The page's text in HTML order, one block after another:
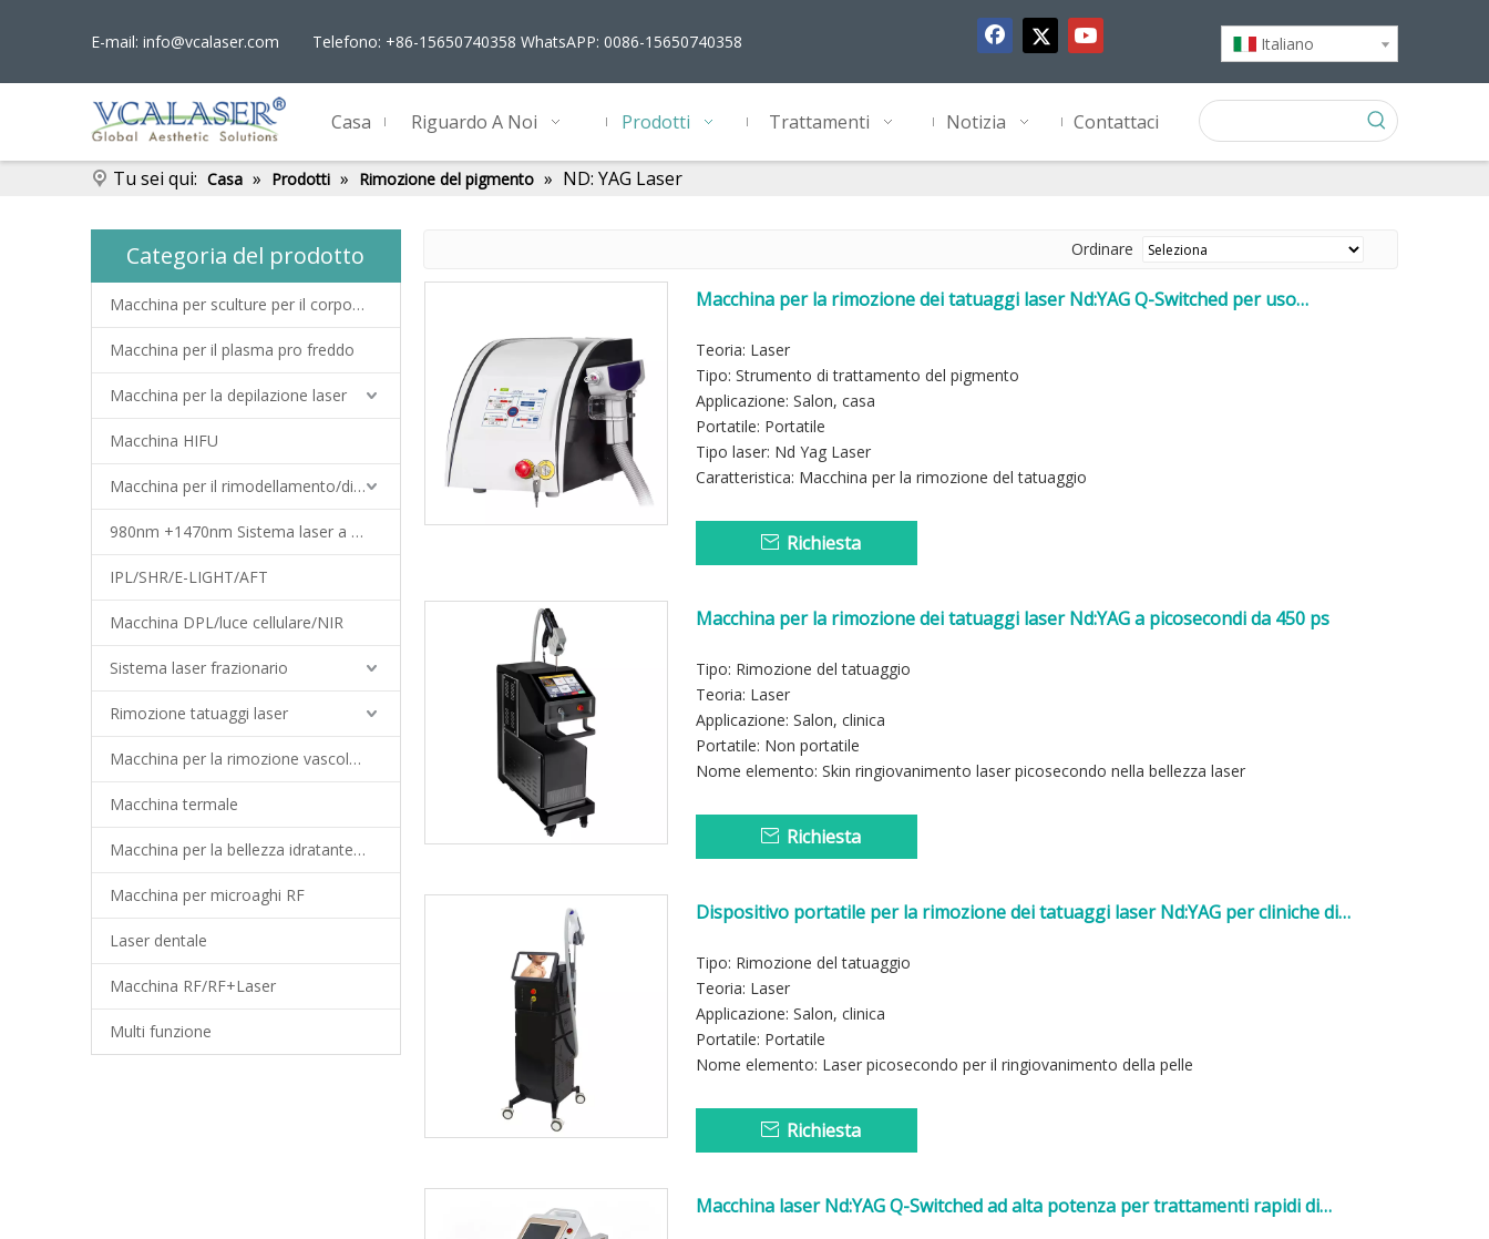
E-mail: info@vcalaser.com Telefono: +86-15650740358 WhatsAPP: 0086-15650740358 Italiano
Casa Riguardo A Noi Prodotti Trattamenti Notizia Contattaci
Tu sei qui: Casa » Prodotti » Rimozione del pigmento » ND: YAG Laser
Categoria del prodotto
Macchina per sculture per il corpo EMS
Macchina per il plasma pro freddo
Macchina per la depilazione laser
Macchina HIFU
Macchina per il rimodellamento/dimagrimento del corpo
980nm +1470nm Sistema laser a diodi
IPL/SHR/E-LIGHT/AFT
Macchina DPL/luce cellulare/NIR
Sistema laser frazionario
Rimozione tatuaggi laser
Macchina per la rimozione vascolare
Macchina termale
Macchina per la bellezza idratante del viso
Macchina per microaghi RF
Laser dentale
Macchina RF/RF+Laser
Multi funzione
Ordinare
Macchina per la rimozione dei tatuaggi laser Nd:YAG Q-Switched per uso
Teoria: Laser
Tipo: Strumento di trattamento del pigmento
Applicazione: Salon, casa
Portatile: Portatile
Tipo laser: Nd Yag Laser
Caratteristica: Macchina per la rimozione del tatuaggio
Richiesta
Macchina per la rimozione dei tatuaggi laser Nd:YAG a picosecondi da 450 ps
Tipo: Rimozione del tatuaggio
Teoria: Laser
Applicazione: Salon, clinica
Portatile: Non portatile
Nome elemento: Skin ringiovanimento laser picosecondo nella bellezza laser
Richiesta
Dispositivo portatile per la rimozione dei tatuaggi laser Nd:YAG per cliniche di
Tipo: Rimozione del tatuaggio
Teoria: Laser
Applicazione: Salon, clinica
Portatile: Portatile
Nome elemento: Laser picosecondo per il ringiovanimento della pelle
Richiesta
Macchina laser Nd:YAG Q-Switched ad alta potenza per trattamenti rapidi di